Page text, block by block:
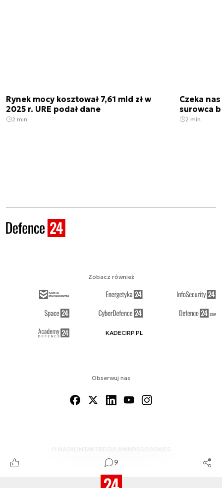
9
Rynek mocy kosztował 7,61 mld zł w
2025 r. URE podał dane
2 min.
Czeka
surowca
2 min.
Obserwuj nas
O NAS KONTAKTREGULAMINRSS COOKIES
Zobacz również
KADECIRP.PL